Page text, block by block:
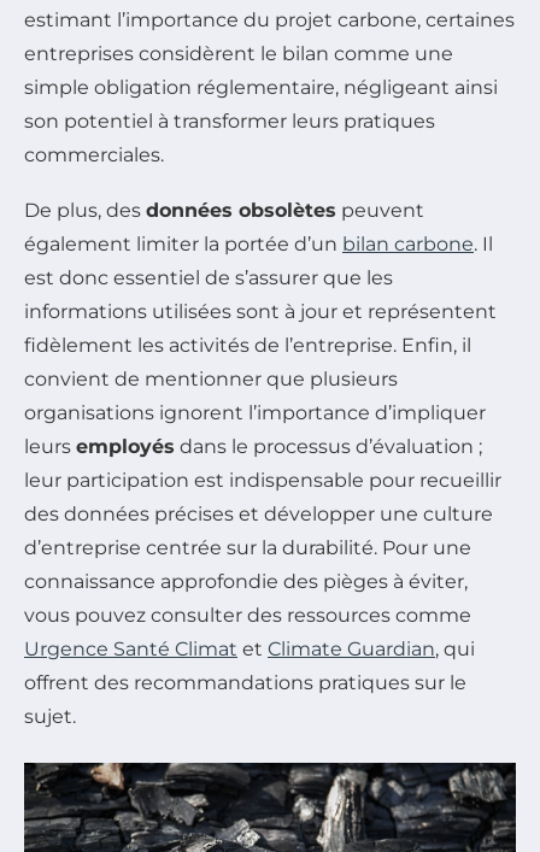
estimant l’importance du projet carbone, certaines
entreprises considèrent le bilan comme une
simple obligation réglementaire, négligeant ainsi
son potentiel à transformer leurs pratiques
commerciales.
De plus, des données obsolètes peuvent
également limiter la portée d’un bilan carbone. Il
est donc essentiel de s’assurer que les
informations utilisées sont à jour et représentent
fidèlement les activités de l’entreprise. Enfin, il
convient de mentionner que plusieurs
organisations ignorent l’importance d’impliquer
leurs employés dans le processus d’évaluation ;
leur participation est indispensable pour recueillir
des données précises et développer une culture
d’entreprise centrée sur la durabilité. Pour une
connaissance approfondie des pièges à éviter,
vous pouvez consulter des ressources comme
Urgence Santé Climat et Climate Guardian, qui
offrent des recommandations pratiques sur le
sujet.